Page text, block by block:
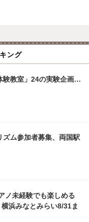
ング
験教室」24の実験企画…
ズム参加者募集、両国駅
ノ未経験でも楽しめる
浜みなとみらい8/31ま